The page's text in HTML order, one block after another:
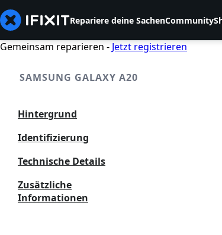
Repariere deine SachenCommunity
Gemeinsam reparieren - Jetzt registrieren
SAMSUNG GALAXY A20
Hintergrund
Identifizierung
Technische Details
Zusätzliche
Informationen